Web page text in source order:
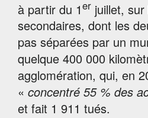
à partir du 1er juillet,
secondaires, dont les
pas séparées par un
quelque 400 000
agglomération, qui, en
« concentré 55 % des
et fait 1 911 tués.